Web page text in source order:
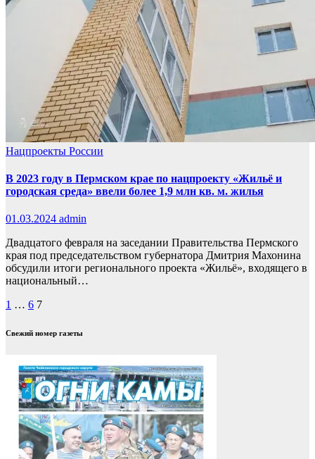
Нацпроекты России
В 2023 году в Пермском крае по нацпроекту «Жильё и
городская среда» ввели более 1,9 млн кв. м. жилья
01.03.2024 admin
Двадцатого февраля на заседании Правительства Пермского
края под председательством губернатора Дмитрия Махонина
обсудили итоги регионального проекта «Жильё», входящего в
национальный…
Пагинация
записей
1 … 6 7
Свежий номер газеты